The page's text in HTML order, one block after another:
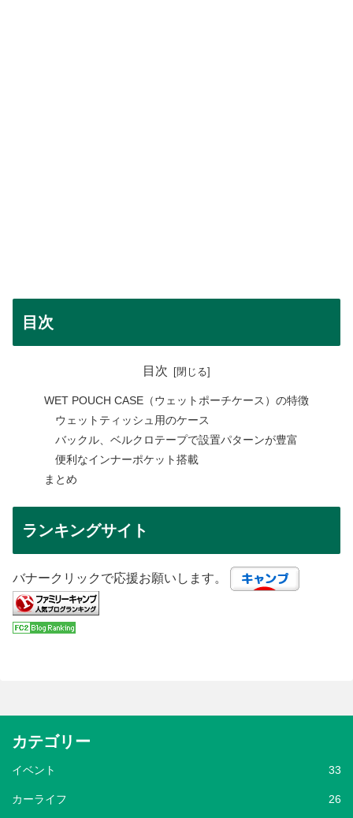
目次
目次
WET POUCH CASE（ウェットポーチケース）の特徴
ウェットティッシュ用のケース
バックル、ベルクロテープで設置パターンが豊富
便利なインナーポケット搭載
まとめ
ランキングサイト
バナークリックで応援お願いします。
カテゴリー
イベント 33
カーライフ 26